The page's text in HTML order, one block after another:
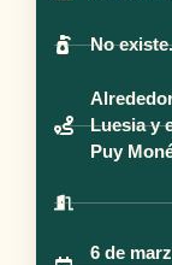
No existe.
Luesia y
Puy
6 de